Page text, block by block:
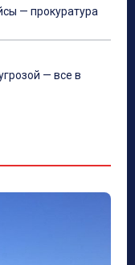
— прокуратура
— все в